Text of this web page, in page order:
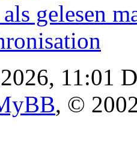
gelesen
11:01
, ©